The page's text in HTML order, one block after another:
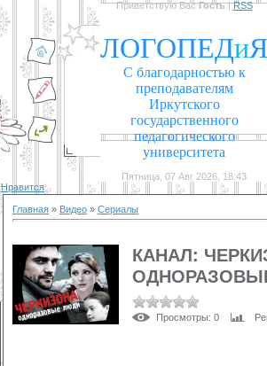
Приветствую Вас Гость|RSS
ЛОГОПЕДиЯ
С благодарностью к
преподавателям
Иркутского
государственного
педагогического
университета
Пятница, 07 Авг 2026, 18:43
Нравится
Главная » Видео » Сериалы
КАНАЛ:
Просмотры: 0